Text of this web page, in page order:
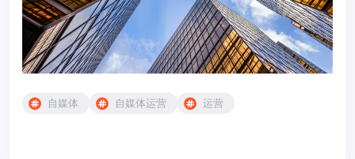
自媒体 自媒体运营 运营